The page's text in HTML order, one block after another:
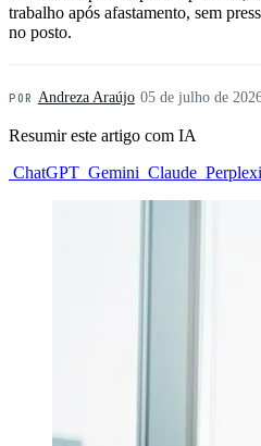
trabalho após afastamento, sem
no posto.
POR Andreza Araújo· 05 de julho de
Resumir este artigo com IA
ChatGPT Gemini Claude